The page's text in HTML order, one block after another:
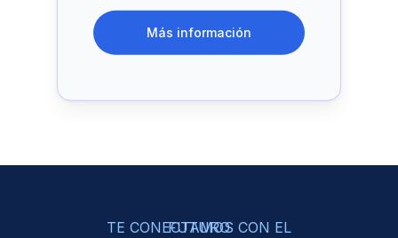
Más información
TE CONECTAMOS CON EL FUTURO